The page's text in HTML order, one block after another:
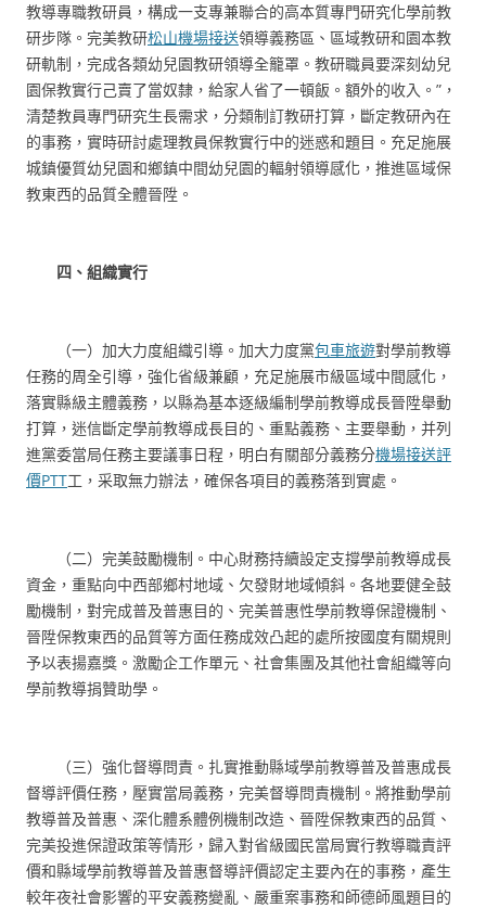
教導專職教研員，構成一支專兼聯合的高本質專門研究化學前教
研步隊。完美教研松山機場接送領導義務區、區域教研和園本教
研軌制，完成各類幼兒園教研領導全籠罩。教研職員要深刻幼兒
園保教實行己賣了當奴隸，給家人省了一頓飯。額外的收入。”，
清楚教員專門研究生長需求，分類制訂教研打算，斷定教研內在
的事務，實時研討處理教員保教實行中的迷惑和題目。充足施展
城鎮優質幼兒園和鄉鎮中間幼兒園的輻射領導感化，推進區域保
教東西的品質全體晉陞。
四、組織實行
（一）加大力度組織引導。加大力度黨包車旅遊對學前教導
任務的周全引導，強化省級兼顧，充足施展市級區域中間感化，
落實縣級主體義務，以縣為基本逐級編制學前教導成長晉陞舉動
打算，迷信斷定學前教導成長目的、重點義務、主要舉動，并列
進黨委當局任務主要議事日程，明白有關部分義務分機場接送評
價PTT工，采取無力辦法，確保各項目的義務落到實處。
（二）完美鼓勵機制。中心財務持續設定支撐學前教導成長
資金，重點向中西部鄉村地域、欠發財地域傾斜。各地要健全鼓
勵機制，對完成普及普惠目的、完美普惠性學前教導保證機制、
晉陞保教東西的品質等方面任務成效凸起的處所按國度有關規則
予以表揚嘉獎。激勵企工作單元、社會集團及其他社會組織等向
學前教導捐贊助學。
（三）強化督導問責。扎實推動縣域學前教導普及普惠成長
督導評價任務，壓實當局義務，完美督導問責機制。將推動學前
教導普及普惠、深化體系體例機制改造、晉陞保教東西的品質、
完美投進保證政策等情形，歸入對省級國民當局實行教導職責評
價和縣域學前教導普及普惠督導評價認定主要內在的事務，產生
較年夜社會影響的平安義務變亂、嚴重案事務和師德師風題目的